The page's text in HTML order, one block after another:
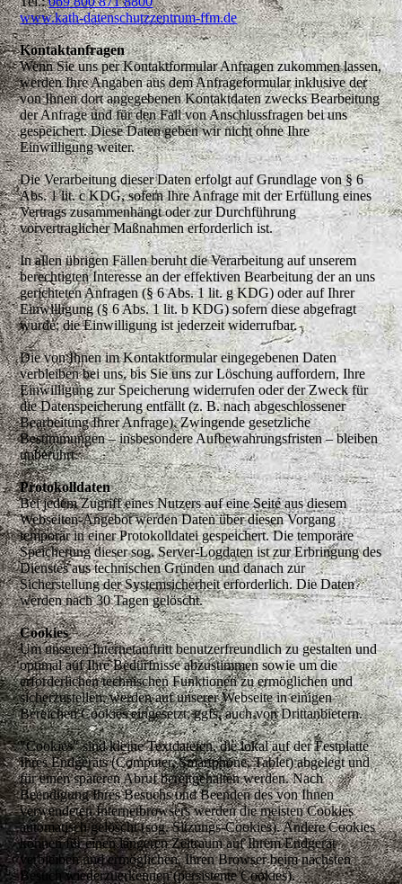
www.kath-datenschutzzentrum-ffm.de
Kontaktanfragen
Wenn Sie uns per Kontaktformular Anfragen zukommen lassen,
werden Ihre Angaben aus dem Anfrageformular inklusive der
von Ihnen dort angegebenen Kontaktdaten zwecks Bearbeitung
der Anfrage und für den Fall von Anschlussfragen bei uns
gespeichert. Diese Daten geben wir nicht ohne Ihre
Einwilligung weiter.
Die Verarbeitung dieser Daten erfolgt auf Grundlage von § 6
Abs. 1 lit. c KDG, sofern Ihre Anfrage mit der Erfüllung eines
Vertrags zusammenhängt oder zur Durchführung
vorvertraglicher Maßnahmen erforderlich ist.
In allen übrigen Fällen beruht die Verarbeitung auf unserem
berechtigten Interesse an der effektiven Bearbeitung der an uns
gerichteten Anfragen (§ 6 Abs. 1 lit. g KDG) oder auf Ihrer
Einwilligung (§ 6 Abs. 1 lit. b KDG) sofern diese abgefragt
wurde; die Einwilligung ist jederzeit widerrufbar.
Die von Ihnen im Kontaktformular eingegebenen Daten
verbleiben bei uns, bis Sie uns zur Löschung auffordern, Ihre
Einwilligung zur Speicherung widerrufen oder der Zweck für
die Datenspeicherung entfällt (z. B. nach abgeschlossener
Bearbeitung Ihrer Anfrage). Zwingende gesetzliche
Bestimmungen – insbesondere Aufbewahrungsfristen – bleiben
unberührt.
Protokolldaten
Bei jedem Zugriff eines Nutzers auf eine Seite aus diesem
Webseiten-Angebot werden Daten über diesen Vorgang
temporär in einer Protokolldatei gespeichert. Die temporäre
Speicherung dieser sog. Server-Logdaten ist zur Erbringung des
Dienstes aus technischen Gründen und danach zur
Sicherstellung der Systemsicherheit erforderlich. Die Daten
werden nach 30 Tagen gelöscht.
Cookies
Um unseren Internetauftritt benutzerfreundlich zu gestalten und
optimal auf Ihre Bedürfnisse abzustimmen sowie um die
erforderlichen technischen Funktionen zu ermöglichen und
sicherzustellen, werden auf unserer Webseite in einigen
Bereichen Cookies eingesetzt, ggfs. auch von Drittanbietern.
"Cookies" sind kleine Textdateien, die lokal auf der Festplatte
Ihres Endgeräts (Computer, Smartphone, Tablet) abgelegt und
für einen späteren Abruf bereitgehalten werden. Nach
Beendigung Ihres Besuchs und Beenden des von Ihnen
verwendeten Internetbrowsers werden die meisten Cookies
automatisch gelöscht (sog. Sitzungs-Cookies). Andere Cookies
können für einen längeren Zeitraum auf Ihrem Endgerät
verbleiben und ermöglichen, Ihren Browser beim nächsten
Besuch wiederzuerkennen (persistente Cookies).